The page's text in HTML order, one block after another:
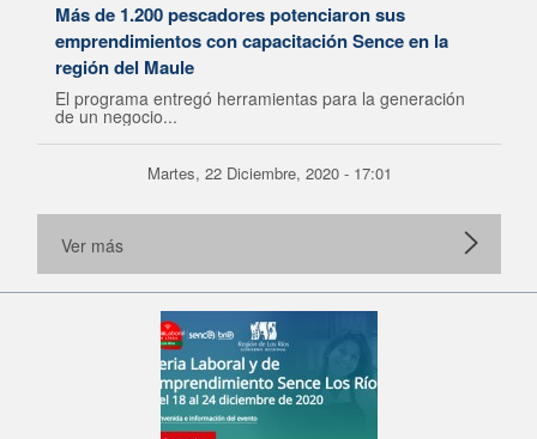
Más de 1.200 pescadores potenciaron sus
emprendimientos con capacitación Sence en la
región del Maule
El programa entregó herramientas para la generación
de un negocio...
Martes, 22 Diciembre, 2020 - 17:01
Ver más